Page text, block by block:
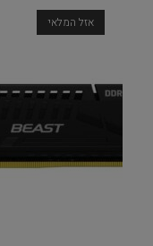
אזל המלאי